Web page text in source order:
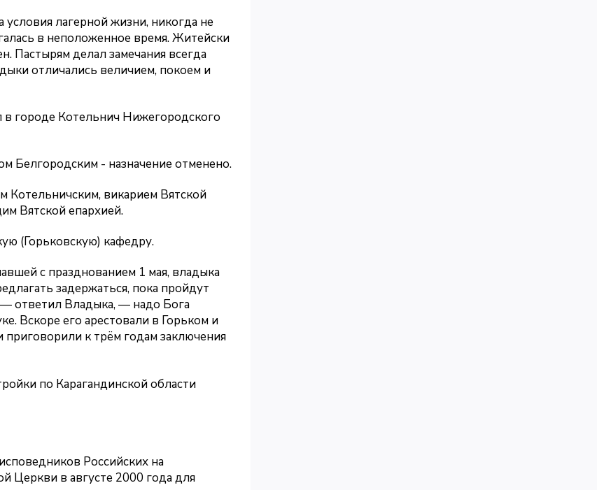
лагерной жизни, никогда не
в неположенное время. Житейски
Пастырям делал замечания всегда
отличались величием, покоем и
городе Котельнич Нижегородского
Белгородским - назначение отменено.
Котельничским, викарием Вятской
Вятской епархией.
(Горьковскую) кафедру.
с празднованием 1 мая, владыка
задержаться, пока пройдут
— ответил Владыка, — надо Бога
Вскоре его арестовали в Горьком и
к трём годам заключения
по Карагандинской области
Российских на
Церкви в августе 2000 года для